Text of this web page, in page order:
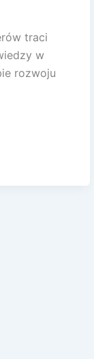
traci
w
rozwoju